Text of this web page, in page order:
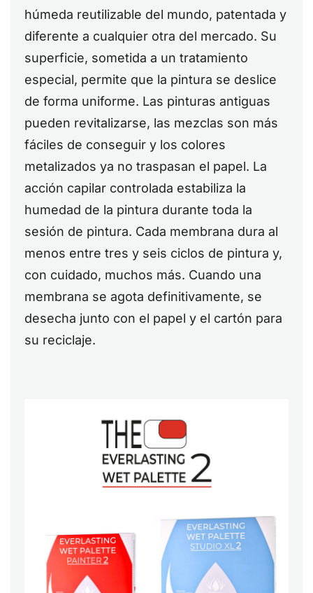
húmeda reutilizable del mundo, patentada y
diferente a cualquier otra del mercado. Su
superficie, sometida a un tratamiento
especial, permite que la pintura se deslice
de forma uniforme. Las pinturas antiguas
pueden revitalizarse, las mezclas son más
fáciles de conseguir y los colores
metalizados ya no traspasan el papel. La
acción capilar controlada estabiliza la
humedad de la pintura durante toda la
sesión de pintura. Cada membrana dura al
menos entre tres y seis ciclos de pintura y,
con cuidado, muchos más. Cuando una
membrana se agota definitivamente, se
desecha junto con el papel y el cartón para
su reciclaje.